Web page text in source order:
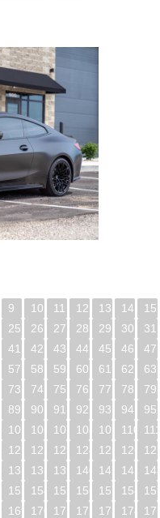
9 10 11 12 13 14
15
25 26 27 28 29 30
31
41 42 43 44 45 46
47
57 58 59 60 61 62
63
73 74 75 76 77 78
79
89 90 91 92 93 94
95
105 106 107 108 109 110
121 122 123 124 125 126
137 138 139 140 141 142
153 154 155 156 157 158
169 170 171 172 173 174